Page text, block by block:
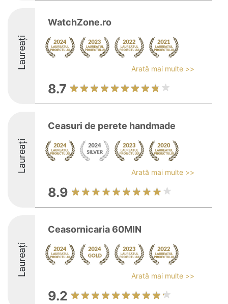
Laureați
WatchZone.ro
Arată mai multe >>
8.7
Laureați
Ceasuri de perete handmade
Arată mai multe >>
8.9
Laureați
Ceasornicaria 60MIN
Arată mai multe >>
9.2